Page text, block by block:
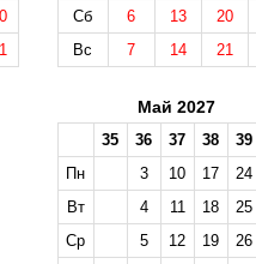
Сб
6 13
20
Вс
7 14 21
Май 2027
35 36 37 38
39
Пн
3 10 17
24
Вт
4 11 18
25
Ср
5 12 19
26